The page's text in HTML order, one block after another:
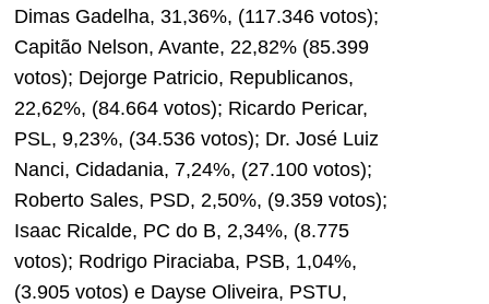
Dimas Gadelha, 31,36%, (117.346 votos);
Capitão Nelson, Avante, 22,82% (85.399
votos); Dejorge Patricio, Republicanos,
22,62%, (84.664 votos); Ricardo Pericar,
PSL, 9,23%, (34.536 votos); Dr. José Luiz
Nanci, Cidadania, 7,24%, (27.100 votos);
Roberto Sales, PSD, 2,50%, (9.359 votos);
Isaac Ricalde, PC do B, 2,34%, (8.775
votos); Rodrigo Piraciaba, PSB, 1,04%,
(3.905 votos) e Dayse Oliveira, PSTU,